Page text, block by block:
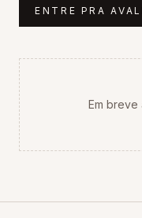
ENTRE PRA
Em breve